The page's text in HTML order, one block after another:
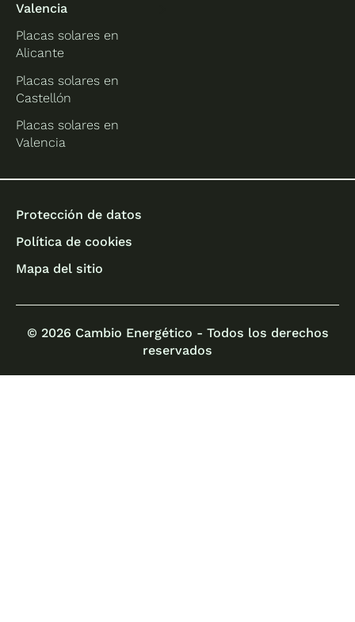
Valencia
Placas solares en
Alicante
Placas solares en
Castellón
Placas solares en
Valencia
Protección de datos
Política de cookies
Mapa del sitio
© 2026 Cambio Energético - Todos los derechos
reservados